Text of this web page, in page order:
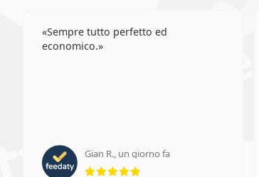
Sempre tutto perfetto ed
economico.
Gian R., un giorno fa